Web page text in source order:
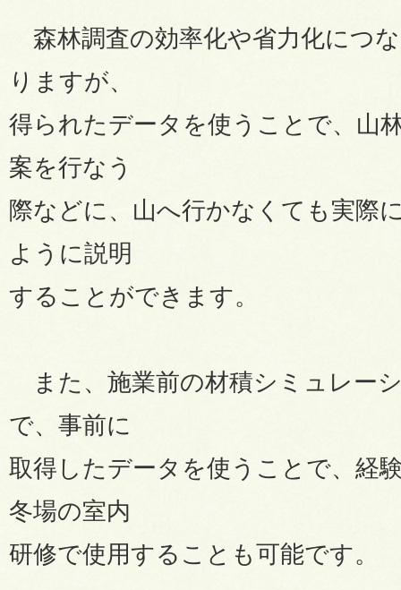
森林調査の効率化や省力化につ
りますが、
得られたデータを使うことで、山
案を行なう
際などに、山へ行かなくても実際
ように説明
することができます。
また、施業前の材積シミュレー
で、事前に
取得したデータを使うことで、経
冬場の室内
研修で使用することも可能です。